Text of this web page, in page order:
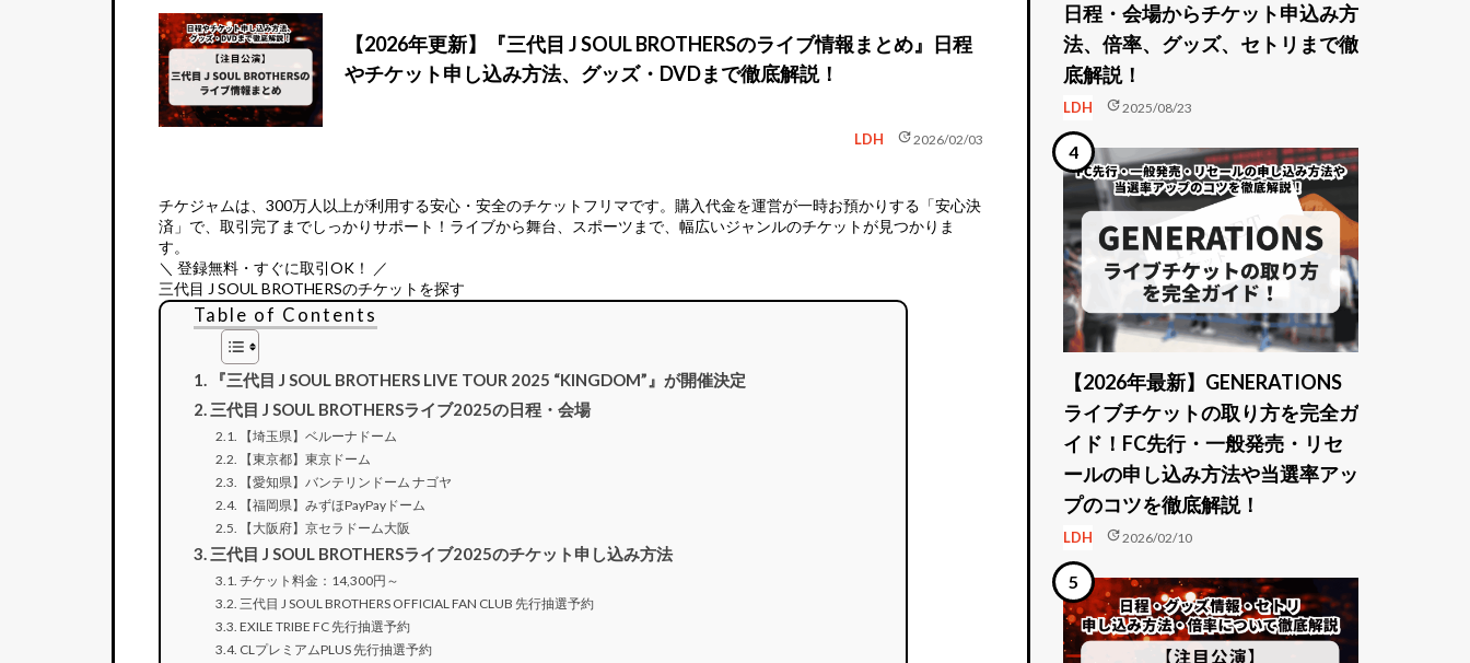
【2026年更新】『三代目 J SOUL BROTHERSのライブ情報まとめ』日程
やチケット申し込み方法、グッズ・DVDまで徹底解説！
LDH update2026/02/03
チケジャムは、 300万人以上が利用する安心・安全のチケットフリマです。購入代金を運営が一時お預かりする「安心決
済」で、取引完了までしっかりサポート！ライブから舞台、スポーツまで、幅広いジャンルのチケットが見つかりま
す。
＼ 登録無料・すぐに取引OK！ ／
三代目 J SOUL BROTHERSのチケットを探す
Table of Contents
『三代目 J SOUL BROTHERS LIVE TOUR 2025 “KINGDOM”』が開催決定
三代目 J SOUL BROTHERSライブ2025の日程・会場
【埼玉県】ベルーナドーム
【東京都】東京ドーム
【愛知県】バンテリンドーム ナゴヤ
【福岡県】みずほPayPayドーム
【大阪府】京セラドーム大阪
三代目 J SOUL BROTHERSライブ2025のチケット申し込み方法
チケット料金：14,300円～
三代目 J SOUL BROTHERS OFFICIAL FAN CLUB 先行抽選予約
EXILE TRIBE FC 先行抽選予約
CLプレミアムPLUS 先行抽選予約
日程・会場からチケット申込み方
法、倍率、グッズ、セトリまで徹
底解説！
LDH update2025/08/23
【2026年最新】GENERATIONS
ライブチケットの取り方を完全ガ
イド！FC先行・一般発売・リセ
ールの申し込み方法や当選率アッ
プのコツを徹底解説！
LDH update2026/02/10